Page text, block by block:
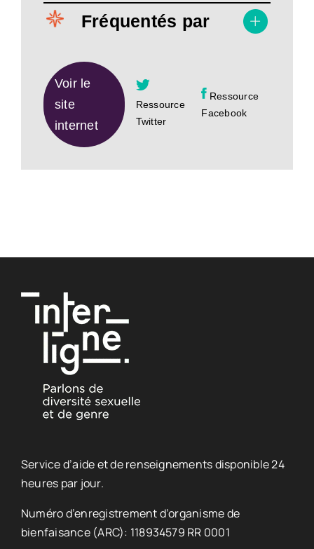
Fréquentés par
Voir le
site
internet
Ressource
Twitter
Ressource
Facebook
Service d’aide et de renseignements disponible 24
heures par jour.
Numéro d’enregistrement d’organisme de
bienfaisance (ARC): 118934579 RR 0001